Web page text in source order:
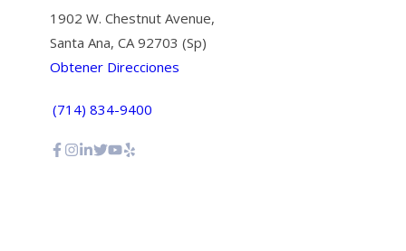
1902 W. Chestnut Avenue,
Santa Ana, CA 92703 (Sp)
Obtener Direcciones
(714) 834-9400